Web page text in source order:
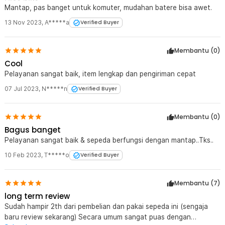
Kelengkapan Produk
Rincian yang Anda dapatkan untuk pembelian produk ini:
1 x Lankeleisi Sepeda Listrik Lipat Fold E-Bike Luxury Edition 48V
10.4Ah - G660
1 x Gembok
1 x Set Kunci L
1 x Adaptor Daya
1 x Spakbor Depan Belakang (Terpasang)
1 x Standar Sepeda (Terpasang)
1 x Panduan Penggunaan
Mantap, pas banget untuk komuter, mudahan batere bisa awet.
13 Nov 2023, A*****a Verified Buyer
Membantu (0)
Cool
Pelayanan sangat baik, item lengkap dan pengiriman cepat
07 Jul 2023, N*****n Verified Buyer
Membantu (0)
Bagus banget
Pelayanan sangat baik & sepeda berfungsi dengan mantap..Tks..
10 Feb 2023, T*****o Verified Buyer
Membantu (7)
long term review
Sudah hampir 2th dari pembelian dan pakai sepeda ini (sengaja
baru review sekarang) Secara umum sangat puas dengan